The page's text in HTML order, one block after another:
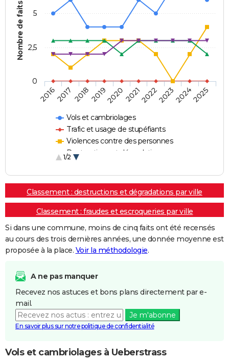
Nombre de faits
Vols et cambriolages
Trafic et usage de stupéfiants
Violences contre des personnes
Destructions et dégradations
1/2
20162017 20182019202020212022202320242025
0
2,5
5
Classement : destructions et dégradations par ville
Classement : fraudes et escroqueries par ville
Si dans une commune, moins de cinq faits ont été recensés
au cours des trois dernières années, une donnée moyenne est
proposée à la place. Voir la méthodologie.
A ne pas manquer
Recevez nos astuces et bons plans directement par e-
mail.
Je m'abonne
En savoir plus sur notre politique de confidentialité
Vols et cambriolages à Ueberstrass